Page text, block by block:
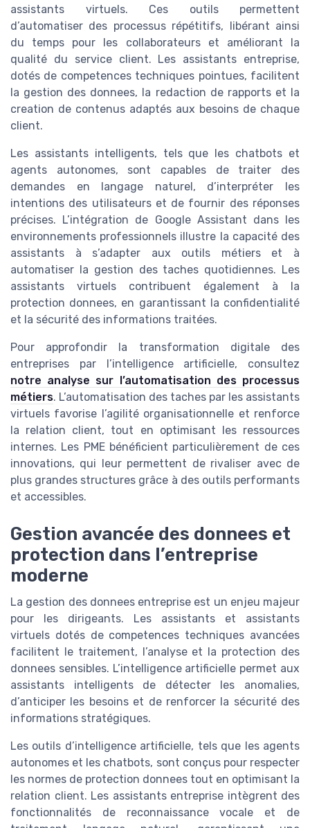
assistants virtuels. Ces outils permettent
d’automatiser des processus répétitifs, libérant ainsi
du temps pour les collaborateurs et améliorant la
qualité du service client. Les assistants entreprise,
dotés de competences techniques pointues, facilitent
la gestion des donnees, la redaction de rapports et la
creation de contenus adaptés aux besoins de chaque
client.
Les assistants intelligents, tels que les chatbots et
agents autonomes, sont capables de traiter des
demandes en langage naturel, d’interpréter les
intentions des utilisateurs et de fournir des réponses
précises. L’intégration de Google Assistant dans les
environnements professionnels illustre la capacité des
assistants à s’adapter aux outils métiers et à
automatiser la gestion des taches quotidiennes. Les
assistants virtuels contribuent également à la
protection donnees, en garantissant la confidentialité
et la sécurité des informations traitées.
Pour approfondir la transformation digitale des
entreprises par l’intelligence artificielle, consultez
notre analyse sur l’automatisation des processus
métiers. L’automatisation des taches par les assistants
virtuels favorise l’agilité organisationnelle et renforce
la relation client, tout en optimisant les ressources
internes. Les PME bénéficient particulièrement de ces
innovations, qui leur permettent de rivaliser avec de
plus grandes structures grâce à des outils performants
et accessibles.
Gestion avancée des donnees et
protection dans l’entreprise
moderne
La gestion des donnees entreprise est un enjeu majeur
pour les dirigeants. Les assistants et assistants
virtuels dotés de competences techniques avancées
facilitent le traitement, l’analyse et la protection des
donnees sensibles. L’intelligence artificielle permet aux
assistants intelligents de détecter les anomalies,
d’anticiper les besoins et de renforcer la sécurité des
informations stratégiques.
Les outils d’intelligence artificielle, tels que les agents
autonomes et les chatbots, sont conçus pour respecter
les normes de protection donnees tout en optimisant la
relation client. Les assistants entreprise intègrent des
fonctionnalités de reconnaissance vocale et de